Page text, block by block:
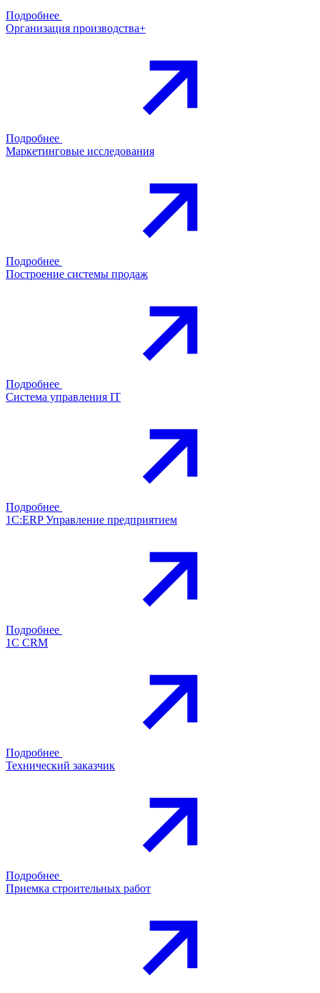
Подробнее
Организация производства+
Подробнее
Маркетинговые исследования
Подробнее
Построение системы продаж
Подробнее
Система управления IT
Подробнее
1С:ERP Управление предприятием
Подробнее
1С CRM
Подробнее
Технический заказчик
Подробнее
Приемка строительных работ